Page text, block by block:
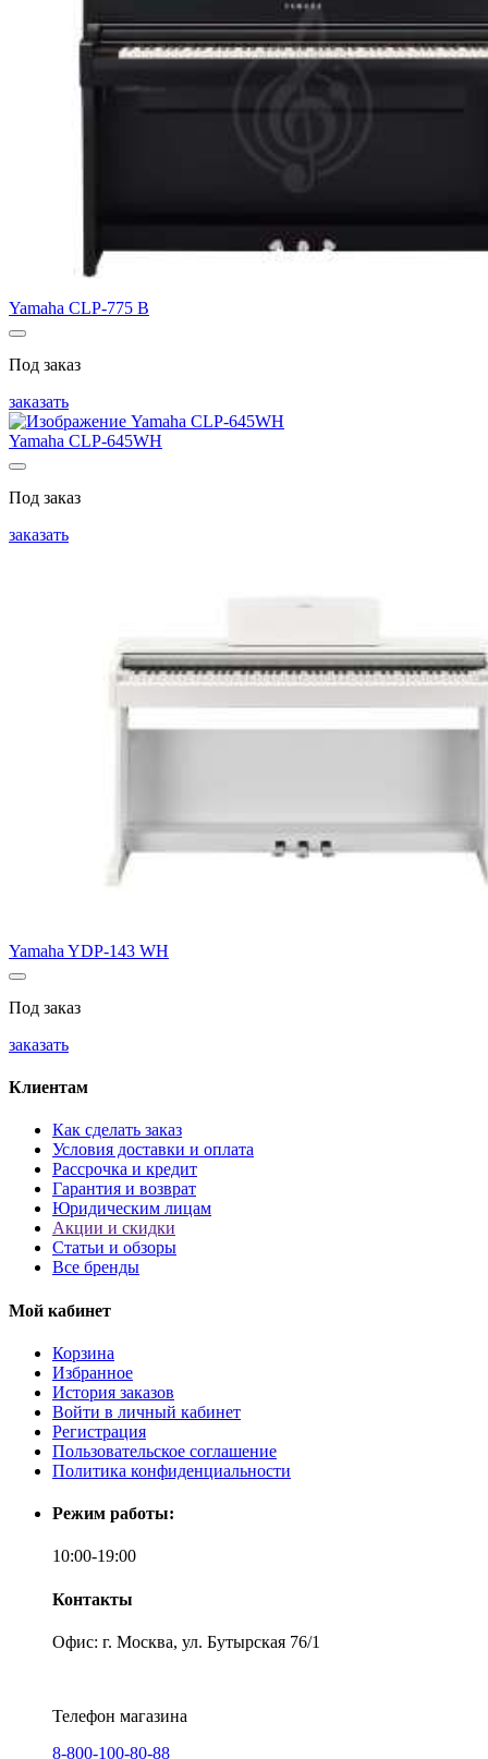
Yamaha CLP-775 B
Под заказ
заказать
Yamaha CLP-645WH
Под заказ
заказать
Yamaha YDP-143 WH
Под заказ
заказать
Клиентам
Как сделать заказ
Условия доставки и оплата
Рассрочка и кредит
Гарантия и возврат
Юридическим лицам
Акции и скидки
Статьи и обзоры
Все бренды
Мой кабинет
Корзина
Избранное
История заказов
Войти в личный кабинет
Регистрация
Пользовательское соглашение
Политика конфиденциальности
Режим работы:
10:00-19:00
Контакты
Офис: г. Москва, ул. Бутырская 76/1
Телефон магазина
8-800-100-80-88